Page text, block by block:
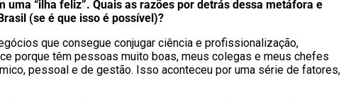
uma “ilha feliz”. Quais as razões por detrás dessa metáfora e
(se é que isso é possível)?
que consegue conjugar ciência e profissionalização,
porque têm pessoas muito boas, meus colegas e meus chefes
pessoal e de gestão. Isso aconteceu por uma série de fatores,